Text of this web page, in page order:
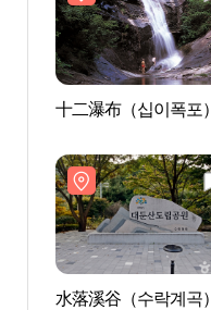
十二瀑布（십이폭포）
水落溪谷（수락계곡）